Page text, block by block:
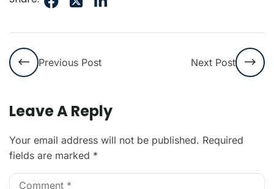
Previous Post Next Post
Leave A Reply
Your email address will not be published. Required
fields are marked *